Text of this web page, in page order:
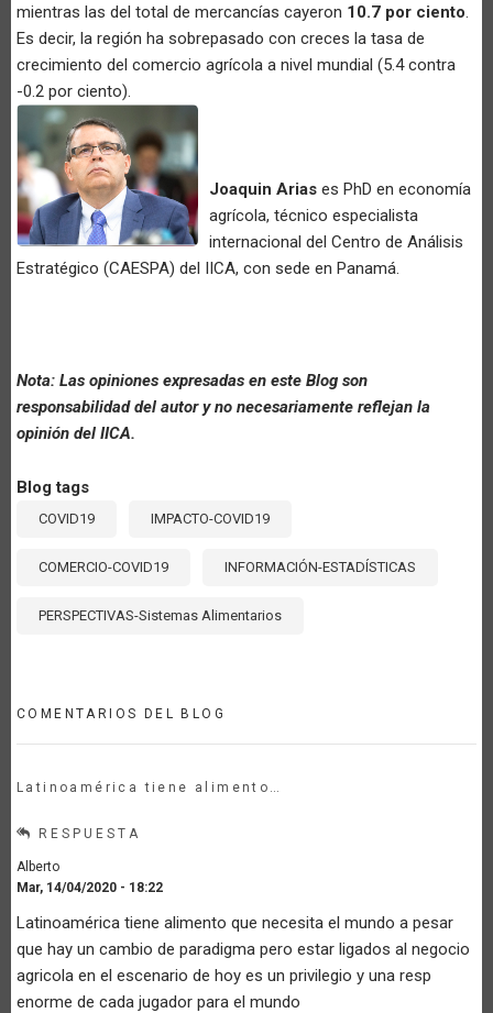
mientras las del total de mercancías cayeron 10.7 por ciento.
Es decir, la región ha sobrepasado con creces la tasa de
crecimiento del comercio agrícola a nivel mundial (5.4 contra
-0.2 por ciento).
Joaquin Arias es PhD en economía
agrícola, técnico especialista
internacional del Centro de Análisis
Estratégico (CAESPA) del IICA, con sede en Panamá.
Nota: Las opiniones expresadas en este Blog son
responsabilidad del autor y no necesariamente reflejan la
opinión del IICA.
Blog tags
COVID19 IMPACTO-COVID19
COMERCIO-COVID19 INFORMACIÓN-ESTADÍSTICAS
PERSPECTIVAS-Sistemas Alimentarios
COMENTARIOS DEL BLOG
Latinoamérica tiene alimento…
RESPUESTA
Alberto
Mar, 14/04/2020 - 18:22
Latinoamérica tiene alimento que necesita el mundo a pesar
que hay un cambio de paradigma pero estar ligados al negocio
agricola en el escenario de hoy es un privilegio y una resp
enorme de cada jugador para el mundo